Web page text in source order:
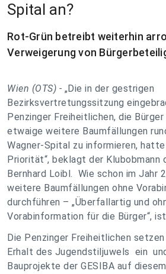
Spital an?
Rot-Grün betreibt weiterhin
Verweigerung von
Wien (OTS) - „Die in der gestrigen
Bezirksvertretungssitzung
Penzinger Freiheitlichen, die
etwaige weitere Baumfällungen
Wagner-Spital zu informieren,
Priorität“, beklagt der Klubobmann
Bernhard Loibl. Wie schon im Jahr
weitere Baumfällungen ohne
durchführen – „Überfallartig und
Vorabinformation für die Bürger“,
Die Penzinger Freiheitlichen
Erhalt des Jugendstiljuwels ein
Bauprojekte der GESIBA auf